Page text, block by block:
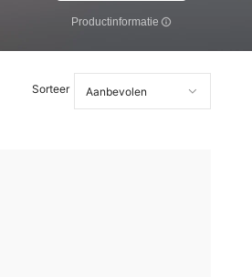
Productinformatie
Sorteer